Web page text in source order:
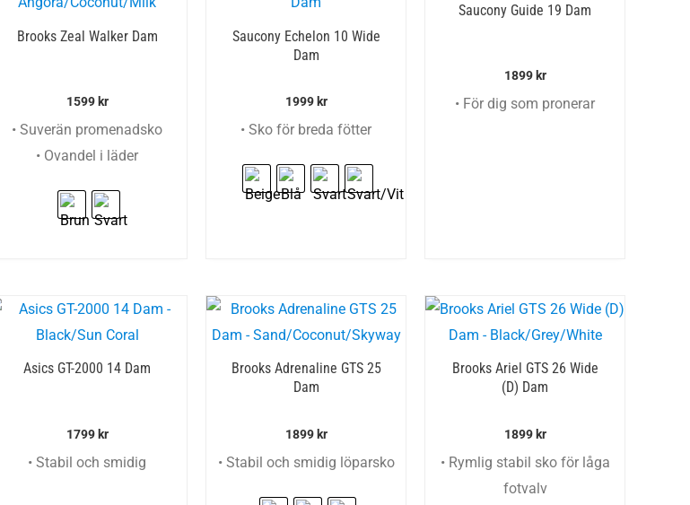
Brooks Zeal Walker Dam
1599 kr
• Suverän promenadsko
• Ovandel i läder
Saucony Echelon 10 Wide
Dam
1999 kr
• Sko för breda fötter
Saucony Guide 19 Dam
1899 kr
• För dig som pronerar
Asics GT-2000 14 Dam
1799 kr
• Stabil och smidig
Brooks Adrenaline GTS 25
Dam
1899 kr
• Stabil och smidig löparsko
Brooks Ariel GTS 26 Wide
(D) Dam
1899 kr
• Rymlig stabil sko för låga
fotvalv